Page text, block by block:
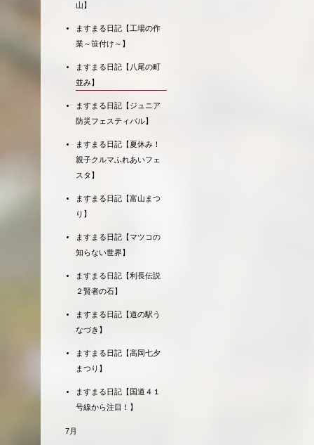
山】
ますまる日記【工場の作
業～笹付け～】
ますまる日記【八尾の町
並み】
ますまる日記【ジュニア
防災フェスティバル】
ますまる日記【夏休み！
親子クルマふれあいフェ
スタ】
ますまる日記【富山まつ
り】
ますまる日記【マツコの
知らない世界】
ますまる日記【利長伝説
２賢者の石】
ますまる日記【道の駅う
なづき】
ますまる日記【高岡七夕
まつり】
ますまる日記【国道４１
号線から注目！】
7月